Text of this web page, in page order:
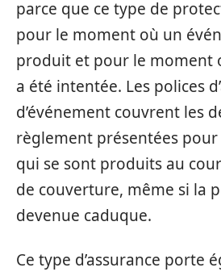
parce que ce type de
pour le moment où un
produit et pour le moment
a été intentée. Les polices
d’événement couvrent les
règlement présentées
qui se sont produits au
de couverture, même si la
devenue caduque.
Ce type d’assurance porte